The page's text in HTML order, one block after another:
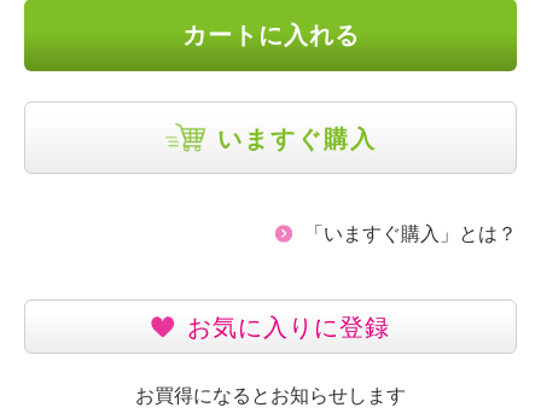
カートに入れる
いますぐ購入
「いますぐ購入」とは？
お気に入りに登録
お買得になるとお知らせします